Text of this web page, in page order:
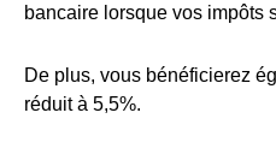
bancaire lorsque vos impôts
De plus, vous bénéficierez
réduit à 5,5%.